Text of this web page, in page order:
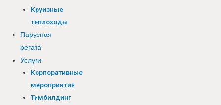
Круизные
теплоходы
Парусная
регата
Услуги
Корпоративные
мероприятия
Тимбилдинг